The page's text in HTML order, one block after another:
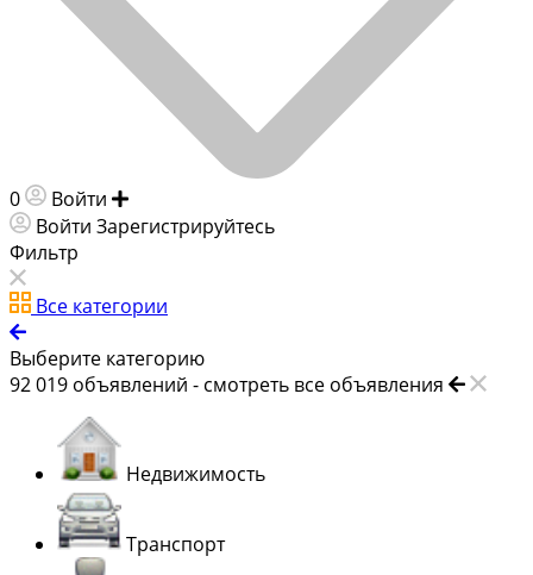
0 Войти
Войти Зарегистрируйтесь
Фильтр
Все категории
Выберите категорию
92 019 объявлений - смотреть все объявления
Недвижимость
Транспорт